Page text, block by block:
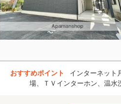
おすすめポイント
インターネット
場、ＴＶインターホン、温水